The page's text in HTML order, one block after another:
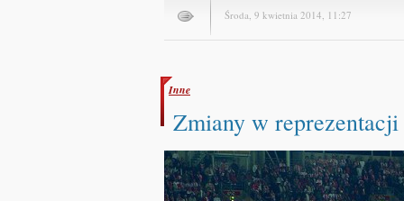
Środa, 9 kwietnia 2014, 11:27
Inne
Zmiany w reprezentacji